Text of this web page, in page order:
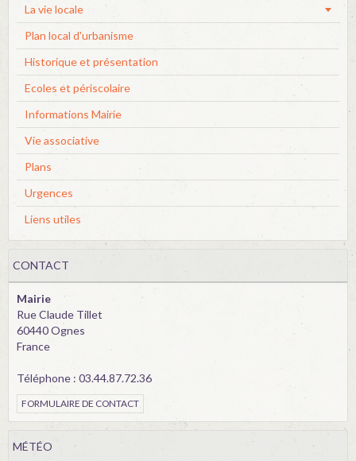
La vie locale
Plan local d'urbanisme
Historique et présentation
Ecoles et périscolaire
Informations Mairie
Vie associative
Plans
Urgences
Liens utiles
CONTACT
Mairie
Rue Claude Tillet
60440 Ognes
France
Téléphone : 03.44.87.72.36
FORMULAIRE DE CONTACT
MÉTÉO